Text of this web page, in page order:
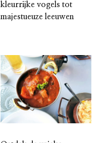
kleurrijke vogels tot
majestueuze leeuwen